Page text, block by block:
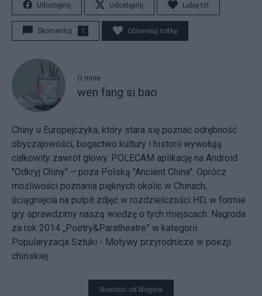
Udostępnij Udostępnij Lubię to!
Skomentuj 1 Obserwuj notkę
O mnie
wen fang si bao
Chiny u Europejczyka, który stara się poznać odrębność
obyczajowości, bogactwo kultury i historii wywołują
całkowity zawrót głowy. POLECAM aplikację na Android
"Odkryj Chiny" – poza Polską "Ancient China". Oprócz
możliwości poznania pięknych okolic w Chinach,
ściągnięcia na pulpit zdjęć w rozdzielczości HD, w formie
gry sprawdzimy naszą wiedzę o tych miejscach. Nagroda
za rok 2014 „Poetry&Paratheatre” w kategorii:
Popularyzacja Sztuki - Motywy przyrodnicze w poezji
chińskiej
Nowości od blogera